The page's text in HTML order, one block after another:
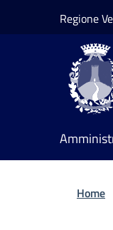
Regione
Home